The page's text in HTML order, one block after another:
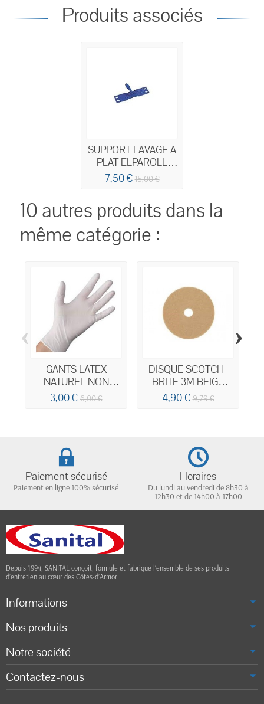
Produits associés
SUPPORT LAVAGE A
PLAT ELPAROLL
46x11CM
7,50 €15,00 €
10 autres produits dans la
même catégorie :
GANTS LATEX
NATUREL NON
POUDRE BOITE DE
3,00 €6,00 €
DISQUE SCOTCH-
BRITE 3M BEIGE
D.406
4,90 €9,79 €
‹ ›
Paiement sécurisé
Paiement en ligne 100% sécurisé
Horaires
Du lundi au vendredi de 8h30 à
12h30 et de 14h00 à 17h00
Depuis 1994, SANITAL conçoit, formule et fabrique l’ensemble de ses produits
d’entretien au cœur des Côtes-d’Armor.
Informations
Nos produits
Notre société
Contactez-nous